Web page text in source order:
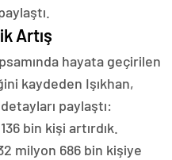
Artış
hayata geçirilen
kaydeden Işıkhan,
paylaştı:
bin kişi artırdık.
milyon 686 bin kişiye